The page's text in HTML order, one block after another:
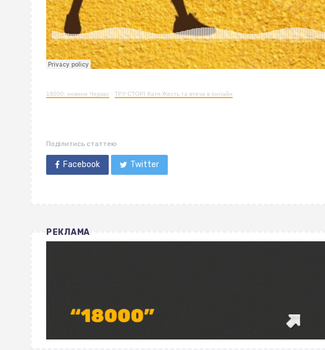
18000: новини Черкас · ТРУ СТОРІ Катя Жесть та втеча в онлайн
Поділитись статтею
Facebook Twitter
РЕКЛАМА